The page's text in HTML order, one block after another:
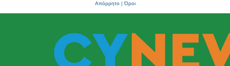
Απόρρητο|Όροι